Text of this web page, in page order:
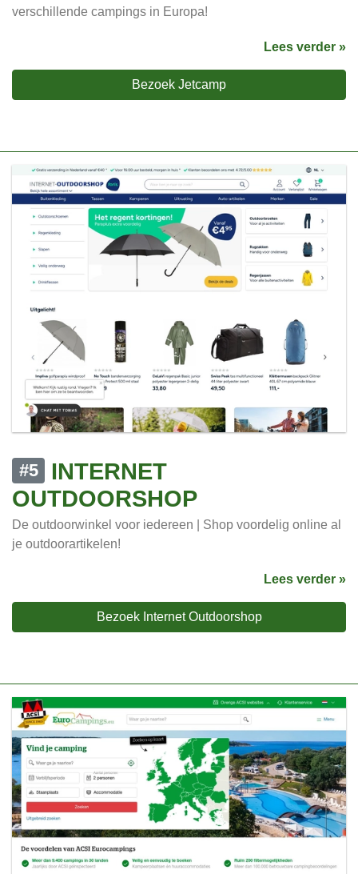
verschillende campings in Europa!
Lees verder »
Bezoek Jetcamp
#5
INTERNET
OUTDOORSHOP
De outdoorwinkel voor iedereen | Shop voordelig online al
je outdoorartikelen!
Lees verder »
Bezoek Internet Outdoorshop